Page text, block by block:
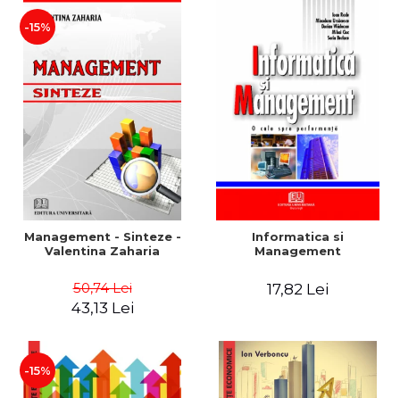
-15%
Management - Sinteze -
Valentina Zaharia
50,74 Lei
43,13 Lei
Informatica si
Management
17,82 Lei
-15%